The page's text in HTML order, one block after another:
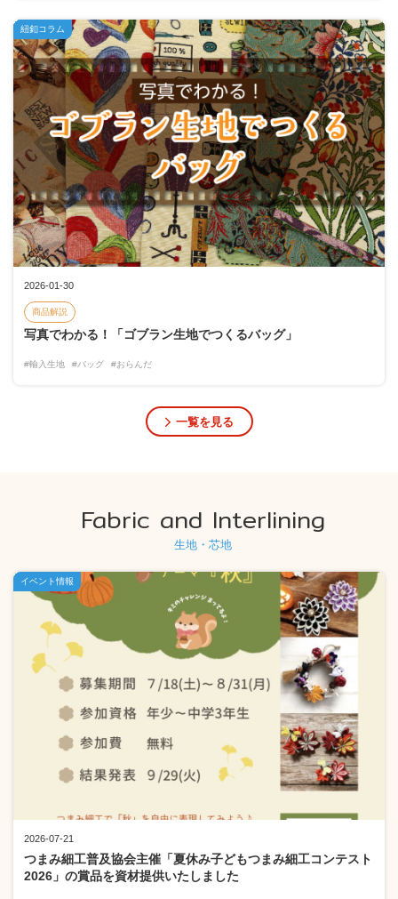
2026-01-30
商品解説
写真でわかる！「ゴブラン生地でつくるバッグ」
#輸入生地 #バッグ #おらんだ
紐釦コラム
一覧を見る
Fabric and Interlining
生地・芯地
2026-07-21
つまみ細工普及協会主催「夏休み子どもつまみ細工コンテスト
2026」の賞品を資材提供いたしました
イベント情報